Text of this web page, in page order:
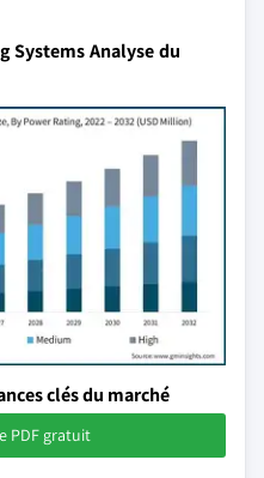
Systems Analyse du
clés du marché
PDF gratuit